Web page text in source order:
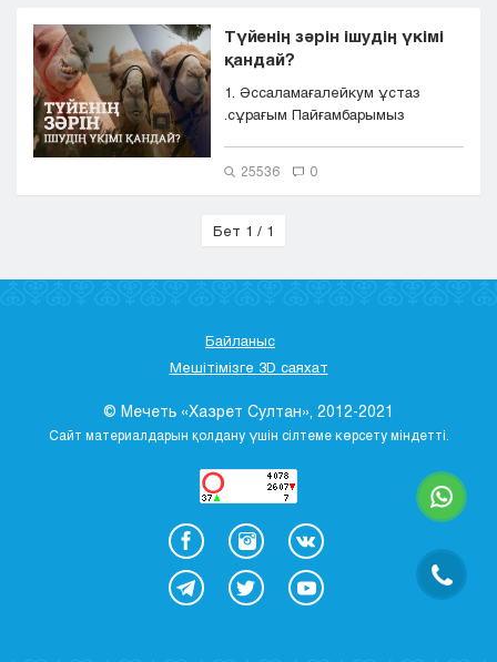
Түйенің зәрін ішудің үкімі
қандай?
1. Əссаламағалейкум ұстаз
.сұрағым Пайғамбарымыз
25536 0
Бет 1 / 1
Байланыс
Мешітімізге 3D саяхат
© Мечеть «Хазрет Султан», 2012-2021
Сайт материалдарын қолдану үшін сілтеме көрсету міндетті.